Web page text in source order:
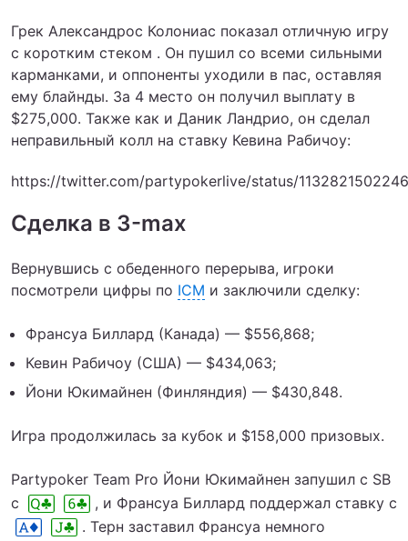
Грек Александрос Колониас показал отличную игру
с коротким стеком . Он пушил со всеми сильными
карманками, и оппоненты уходили в пас, оставляя
ему блайнды. За 4 место он получил выплату в
$275,000. Также как и Даник Ландрио, он сделал
неправильный колл на ставку Кевина Рабичоу:
https://twitter.com/partypokerlive/status/
Сделка в 3-max
Вернувшись с обеденного перерыва, игроки
посмотрели цифры по ICM и заключили сделку:
Франсуа Биллард (Канада) — $556,868;
Кевин Рабичоу (США) — $434,063;
Йони Юкимайнен (Финляндия) — $430,848.
Игра продолжилась за кубок и $158,000 призовых.
Partypoker Team Pro Йони Юкимайнен запушил с SB
с
, и Франсуа Биллард поддержал ставку с
. Терн заставил Франсуа немного